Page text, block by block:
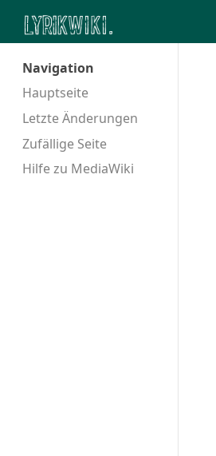
Navigation
Hauptseite
Letzte Änderungen
Zufällige Seite
Hilfe zu MediaWiki